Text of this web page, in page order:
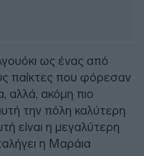
ως ένας από
παίκτες που φόρεσαν
αλλά, ακόμη πιο
την πόλη καλύτερη
είναι η μεγαλύτερη
η Μαράια